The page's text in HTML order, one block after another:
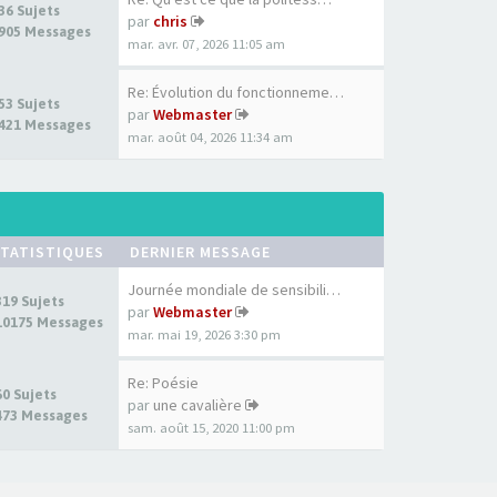
Sujets
Messages
par chris
mar. avr. 07, 2026 11:05 am
Sujets
Messages
Re: Évolution du fonctionneme…
parWebmaster
mar. août 04, 2026 11:34 am
DERNIER MESSAGE
Sujets
Messages
Journée mondiale de sensibili…
parWebmaster
mar. mai 19, 2026 3:30 pm
Sujets
Messages
Re: Poésie
par une cavalière
sam. août 15, 2020 11:00 pm